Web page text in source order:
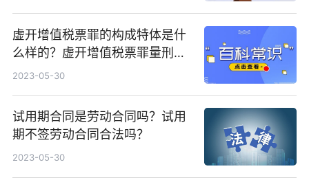
虚开增值税票罪的构成特体是什
么样的？虚开增值税票罪量刑标
准是什么样的？
2023-05-30
试用期合同是劳动合同吗？试用
期不签劳动合同合法吗？
2023-05-30